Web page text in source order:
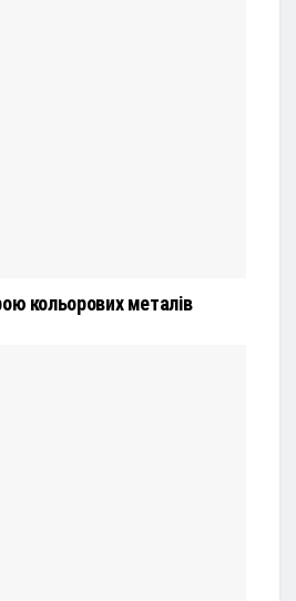
кольорових металів